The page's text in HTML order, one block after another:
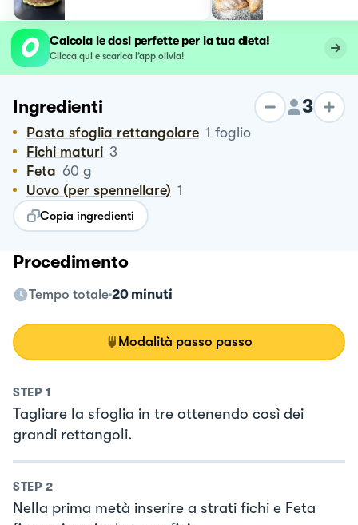
Calcola le dosi perfette per la tua dieta!
Clicca qui e scarica l’app olivia!
Ingredienti 3
Pasta sfoglia rettangolare 1 foglio
Fichi maturi 3
Feta 60 g
Uovo (per spennellare) 1
Copia ingredienti
Procedimento
Tempo totale 20 minuti
Modalità passo passo
STEP 1
Tagliare la sfoglia in tre ottenendo così dei
grandi rettangoli.
STEP 2
Nella prima metà inserire a strati fichi e Feta